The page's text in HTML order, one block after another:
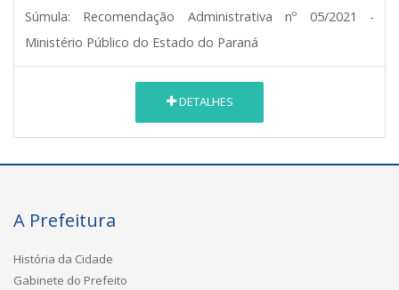
Súmula:
Recomendação Administrativa nº 05/2021 -
Ministério Público do Estado do Paraná
DETALHES
A Prefeitura
História da Cidade
Gabinete do Prefeito